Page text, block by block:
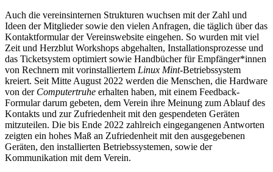
Auch die vereinsinternen Strukturen wuchsen mit der Zahl und
Ideen der Mitglieder sowie den vielen Anfragen, die täglich über das
Kontaktformular der Vereinswebsite eingehen. So wurden mit viel
Zeit und Herzblut Workshops abgehalten, Installationsprozesse und
das Ticketsystem optimiert sowie Handbücher für Empfänger*innen
von Rechnern mit vorinstalliertem Linux Mint-Betriebssystem
kreiert. Seit Mitte August 2022 werden die Menschen, die Hardware
von der Computertruhe erhalten haben, mit einem Feedback-
Formular darum gebeten, dem Verein ihre Meinung zum Ablauf des
Kontakts und zur Zufriedenheit mit den gespendeten Geräten
mitzuteilen. Die bis Ende 2022 zahlreich eingegangenen Antworten
zeigten ein hohes Maß an Zufriedenheit mit den ausgegebenen
Geräten, den installierten Betriebssystemen, sowie der
Kommunikation mit dem Verein.